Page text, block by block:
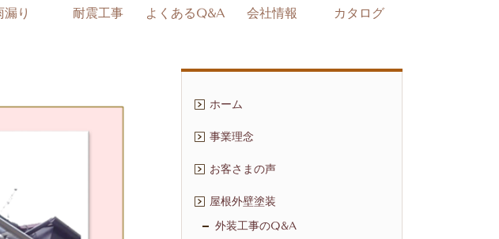
漏り 耐震工事 よくあるQ&A 会社情報 カタログ
ホーム
事業理念
お客さまの声
屋根外壁塗装
外装工事のQ&A